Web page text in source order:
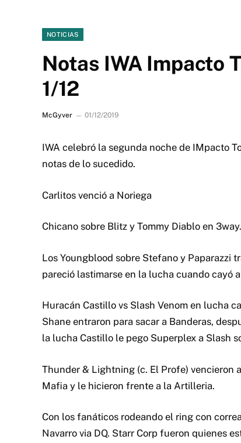
NOTICIAS
Notas IWA Impacto
1/12
McGyver 01/12/2019
IWA celebró la segunda noche de IMpacto
notas de lo sucedido.
Carlitos venció a Noriega
Chicano sobre Blitz y Tommy Diablo en 3way.
Los Youngblood sobre Stefano y Paparazzi
pareció lastimarse en la lucha cuando cayó
Huracán Castillo vs Slash Venom en lucha
Shane entraron para sacar a Banderas,
la lucha Castillo le pego Superplex a Slash
Thunder & Lightning (c. El Profe) vencieron
Mafia y le hicieron frente a la Artilleria.
Con los fanáticos rodeando el ring con
Navarro via DQ. Starr Corp fueron quienes